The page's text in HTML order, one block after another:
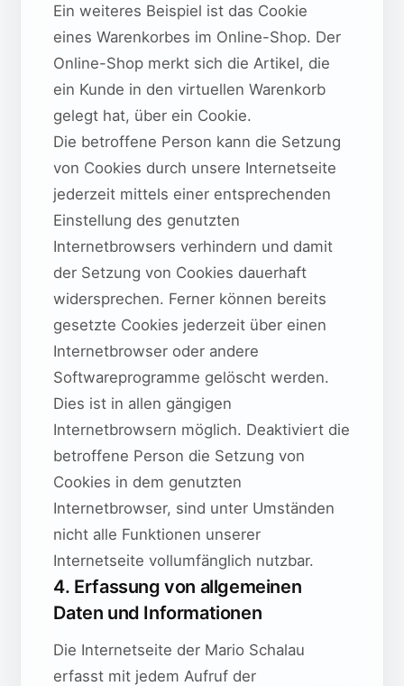
Ein weiteres Beispiel ist das Cookie
eines Warenkorbes im Online-Shop. Der
Online-Shop merkt sich die Artikel, die
ein Kunde in den virtuellen Warenkorb
gelegt hat, über ein Cookie.
Die betroffene Person kann die Setzung
von Cookies durch unsere Internetseite
jederzeit mittels einer entsprechenden
Einstellung des genutzten
Internetbrowsers verhindern und damit
der Setzung von Cookies dauerhaft
widersprechen. Ferner können bereits
gesetzte Cookies jederzeit über einen
Internetbrowser oder andere
Softwareprogramme gelöscht werden.
Dies ist in allen gängigen
Internetbrowsern möglich. Deaktiviert die
betroffene Person die Setzung von
Cookies in dem genutzten
Internetbrowser, sind unter Umständen
nicht alle Funktionen unserer
Internetseite vollumfänglich nutzbar.
4. Erfassung von allgemeinen
Daten und Informationen
Die Internetseite der Mario Schalau
erfasst mit jedem Aufruf der